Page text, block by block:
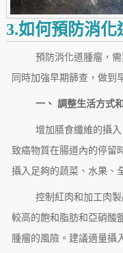
3.如何預防消化
預防消化道腫瘤，
同時加強早期篩查，做到
一、 調整生活方式
增加膳食纖維的攝
致癌物質在腸道內的停留
攝入足夠的蔬菜、水果、
控制紅肉和加工肉
較高的飽和脂肪和亞硝酸
腫瘤的風險。建議適量攝